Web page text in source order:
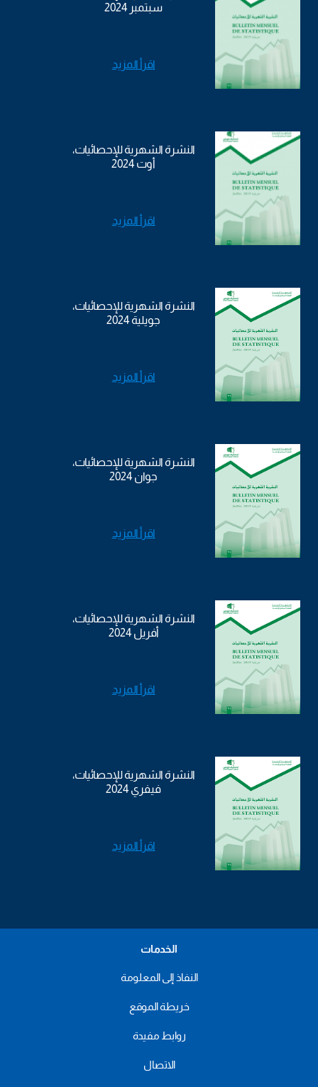
سبتمبر 2024
اقرأ المزيد
النشرة الشهرية للإحصائيات،
أوت 2024
اقرأ المزيد
النشرة الشهرية للإحصائيات،
جويلية 2024
اقرأ المزيد
النشرة الشهرية للإحصائيات،
جوان 2024
اقرأ المزيد
النشرة الشهرية للإحصائيات،
أفريل 2024
اقرأ المزيد
النشرة الشهرية للإحصائيات،
فيفري 2024
اقرأ المزيد
الخدمات
النفاذ إلى المعلومة
خريطة الموقع
روابط مفيدة
الاتصال